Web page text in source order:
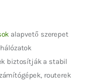
alapvető szerepet
biztosítják a stabil
routerek